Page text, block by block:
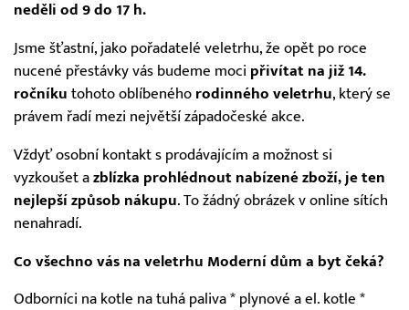
neděli od 9 do 17 h.
Jsme šťastní, jako pořadatelé veletrhu, že opět po roce
nucené přestávky vás budeme moci přivítat na již 14.
ročníku tohoto oblíbeného rodinného veletrhu, který se
právem řadí mezi největší západočeské akce.
Vždyť osobní kontakt s prodávajícím a možnost si
vyzkoušet a zblízka prohlédnout nabízené zboží, je ten
nejlepší způsob nákupu. To žádný obrázek v online sítích
nenahradí.
Co všechno vás na veletrhu Moderní dům a byt čeká?
Odborníci na kotle na tuhá paliva * plynové a el. kotle *